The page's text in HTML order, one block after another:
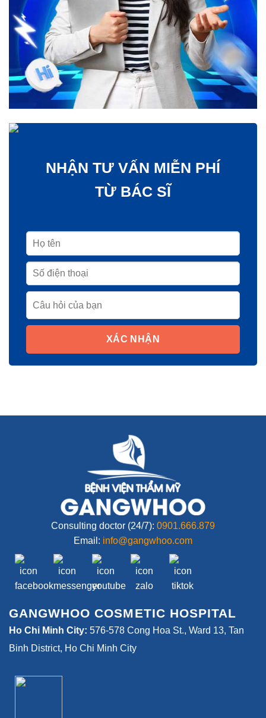
NHẬN TƯ VẤN MIỄN PHÍ
TỪ BÁC SĨ
XÁC NHẬN
Consulting doctor (24/7): 0901.666.879
Email: info@gangwhoo.com
GANGWHOO COSMETIC HOSPITAL
Ho Chi Minh City: 576-578 Cong Hoa St., Ward 13, Tan
Binh District, Ho Chi Minh City